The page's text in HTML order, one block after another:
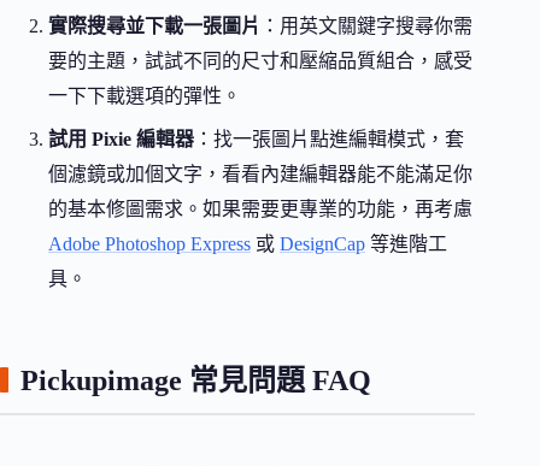
實際搜尋並下載一張圖片 ：用英文關鍵字搜尋你需
要的主題，試試不同的尺寸和壓縮品質組合，感受
一下下載選項的彈性。
試用 Pixie 編輯器 ：找一張圖片點進編輯模式，套
個濾鏡或加個文字，看看內建編輯器能不能滿足你
的基本修圖需求。如果需要更專業的功能，再考慮
Adobe Photoshop Express 或 DesignCap 等進階工
具。
Pickupimage 常見問題 FAQ